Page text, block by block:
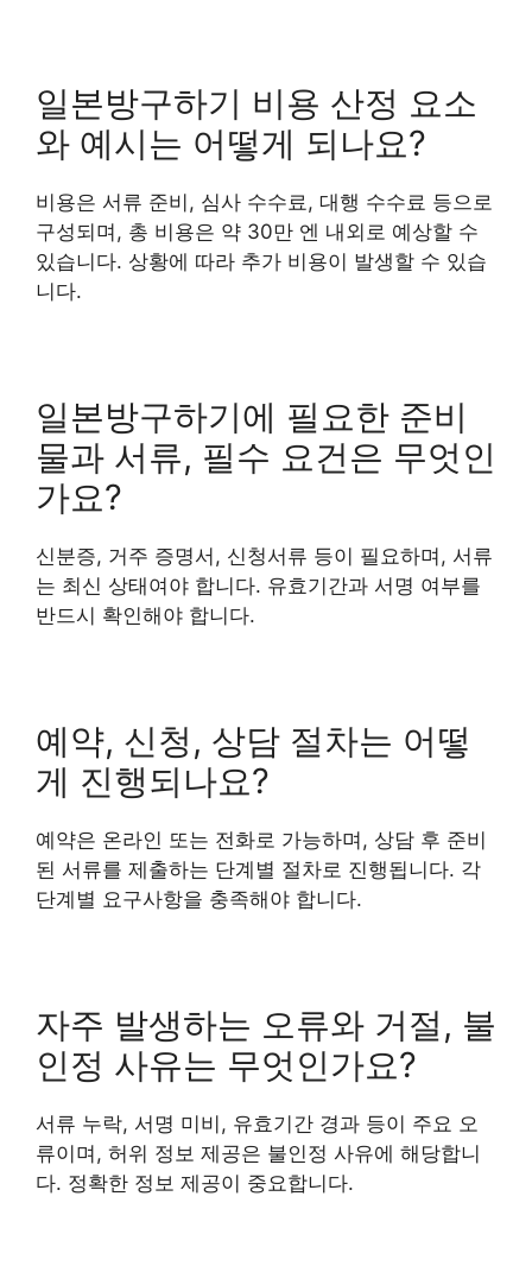
일본방구하기 비용 산정 요소
와 예시는 어떻게 되나요?
비용은 서류 준비, 심사 수수료, 대행 수수료 등으로
구성되며, 총 비용은 약 30만 엔 내외로 예상할 수
있습니다. 상황에 따라 추가 비용이 발생할 수 있습
니다.
일본방구하기에 필요한 준비
물과 서류, 필수 요건은 무엇인
가요?
신분증, 거주 증명서, 신청서류 등이 필요하며, 서류
는 최신 상태여야 합니다. 유효기간과 서명 여부를
반드시 확인해야 합니다.
예약, 신청, 상담 절차는 어떻
게 진행되나요?
예약은 온라인 또는 전화로 가능하며, 상담 후 준비
된 서류를 제출하는 단계별 절차로 진행됩니다. 각
단계별 요구사항을 충족해야 합니다.
자주 발생하는 오류와 거절, 불
인정 사유는 무엇인가요?
서류 누락, 서명 미비, 유효기간 경과 등이 주요 오
류이며, 허위 정보 제공은 불인정 사유에 해당합니
다. 정확한 정보 제공이 중요합니다.